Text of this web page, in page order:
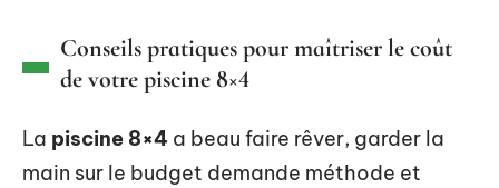
Conseils pratiques pour maîtriser le coût
de votre piscine 8×4
La piscine 8×4 a beau faire rêver, garder la
main sur le budget demande méthode et